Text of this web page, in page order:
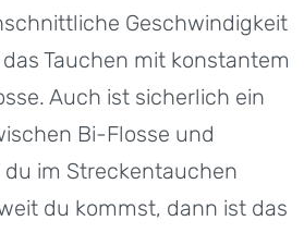
Geschwindigkeit
Tauchen mit konstantem
Auch ist sicherlich ein
Bi-Flosse und
du im Streckentauchen
du kommst, dann ist das